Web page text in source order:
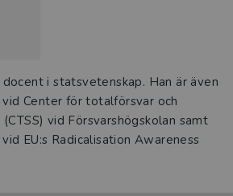
i statsvetenskap. Han är även
Center för totalförsvar och
vid Försvarshögskolan samt
EU:s Radicalisation Awareness